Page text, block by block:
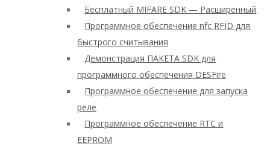
Бесплатный MIFARE SDK — Расширенный
Программное обеспечение nfc RFID для
быстрого считывания
Демонстрация ПАКЕТА SDK для
программного обеспечения DESFire
Программное обеспечение для запуска
реле
Программное обеспечение RTC и
EEPROM